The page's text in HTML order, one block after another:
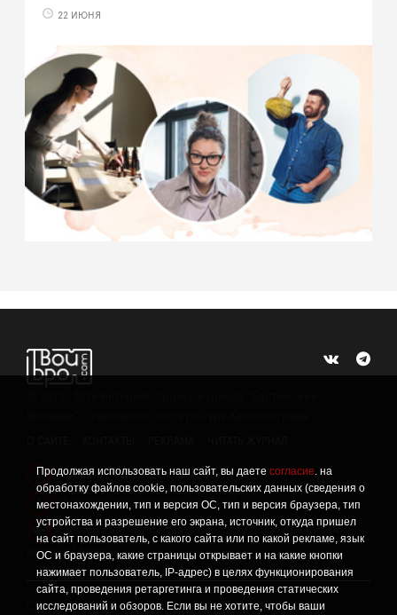
Продолжая использовать наш сайт, вы даете согласие. на
обработку файлов cookie, пользовательских данных (сведения о
местонахождении, тип и версия ОС, тип и версия браузера, тип
устройства и разрешение его экрана, источник, откуда пришел
на сайт пользователь, с какого сайта или по какой рекламе, язык
ОС и браузера, какие страницы открывает и на какие кнопки
нажимает пользователь, IP-адрес) в целях функционирования
сайта, проведения ретаргетинга и проведения статических
исследований и обзоров. Если вы не хотите, чтобы ваши
22 ИЮНЯ
! Политика конфиденциальности
! Информация о проведении СОУТ
Данный сайт не предназначен для просмотра лицам
младше 16 лет.
Сетевое издание «Твой Бро», реестровая запись о